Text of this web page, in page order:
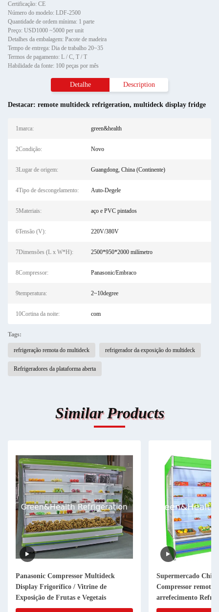
Certificação: CE
Número do modelo: LDF-2500
Quantidade de ordem mínima: 1 parte
Preço: USD1000 ~5000 per unit
Detalhes da embalagem: Pacote de madeira
Tempo de entrega: Dia de trabalho 20~35
Termos de pagamento: L / C, T / T
Habilidade da fonte: 100 peças por mês
Detalhe Description
Destacar: remote multideck refrigeration, multideck display fridge
1marca: green&health
2Condição: Novo
3Lugar de origem: Guangdong, China (Continente)
4Tipo de descongelamento: Auto-Degele
5Materiais: aço e PVC pintados
6Tensão (V): 220V/380V
7Dimensões (L x W*H): 2500*950*2000 milímetro
8Compressor: Panasonic/Embraco
9temperatura: 2~10degree
10Cortina da noite: com
Tags:
refrigeração remota do multideck refrigerador da exposição do multideck
Refrigeradores da plataforma aberta
Similar Products
Panasonic Compressor Multideck
Display Frigorífico / Vitrine de
Exposição de Frutas e Vegetais
Supermercado
Compressor remoto
arrefecimento
vários andares